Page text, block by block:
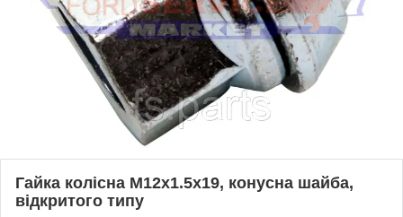
Гайка колісна М12х1.5x19, конусна шайба,
відкритого типу